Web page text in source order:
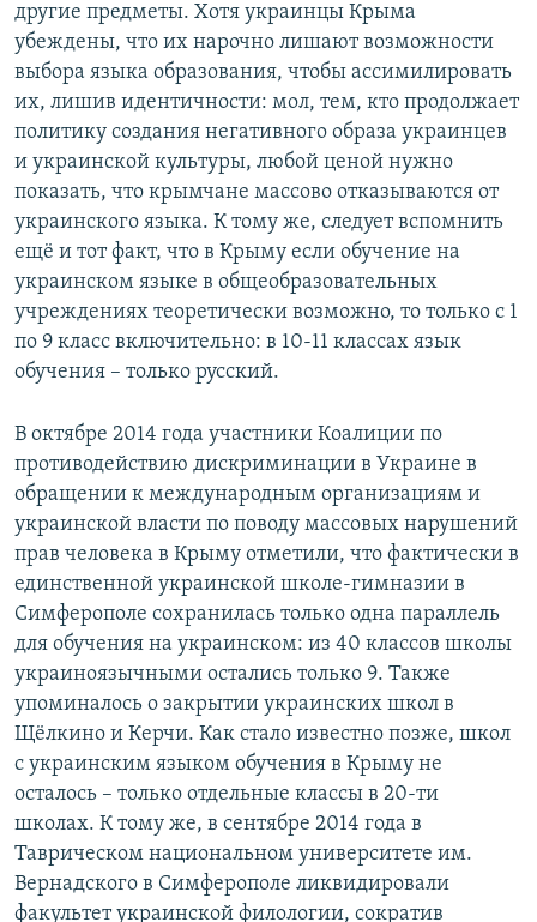
другие предметы. Хотя украинцы Крыма
убеждены, что их нарочно лишают возможности
выбора языка образования, чтобы ассимилировать
их, лишив идентичности: мол, тем, кто продолжает
политику создания негативного образа украинцев
и украинской культуры, любой ценой нужно
показать, что крымчане массово отказываются от
украинского языка. К тому же, следует вспомнить
ещё и тот факт, что в Крыму если обучение на
украинском языке в общеобразовательных
учреждениях теоретически возможно, то только с 1
по 9 класс включительно: в 10-11 классах язык
обучения – только русский.
В октябре 2014 года участники Коалиции по
противодействию дискриминации в Украине в
обращении к международным организациям и
украинской власти по поводу массовых нарушений
прав человека в Крыму отметили, что фактически в
единственной украинской школе-гимназии в
Симферополе сохранилась только одна параллель
для обучения на украинском: из 40 классов школы
украиноязычными остались только 9. Также
упоминалось о закрытии украинских школ в
Щёлкино и Керчи. Как стало известно позже, школ
с украинским языком обучения в Крыму не
осталось – только отдельные классы в 20-ти
школах. К тому же, в сентябре 2014 года в
Таврическом национальном университете им.
Вернадского в Симферополе ликвидировали
факультет украинской филологии, сократив